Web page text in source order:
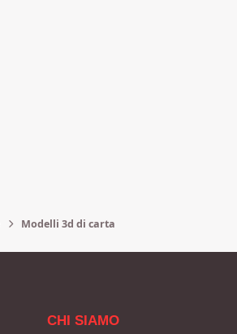
Modelli 3d di carta
CHI SIAMO